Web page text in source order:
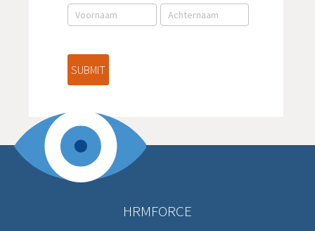
aanmelding
NL
SUBMIT
HRMFORCE